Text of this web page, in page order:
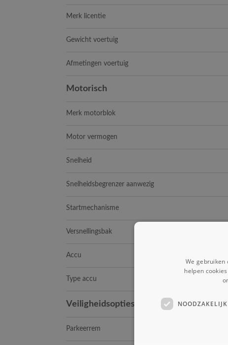
Merk licentie
Gewicht voertuig
Afmetingen voertuig
Motorisch
Merk motorblok
Motor vermogen
Snelheid
Snelheidsbegrenzer aanwezig
Startmechanisme
Versnellingsbak
Accu
Type accu
Veiligheidsopties
Parkeerrem
We gebruiken
helpen
NOODZAKELIJK